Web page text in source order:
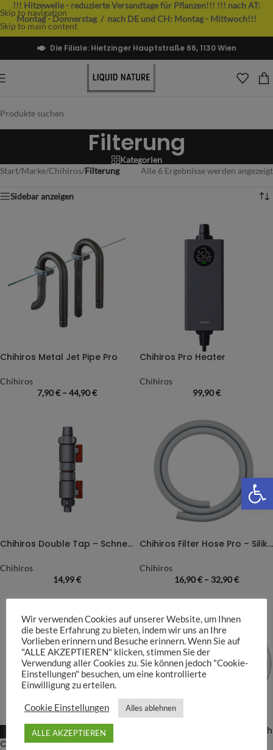
Skip to navigation
Skip to main content
!!! Hitzewelle - reduzierte Versandtage für Pflanzen!!! !!! nach AT:
Montag - Donnerstag / nach DE und CH: Montag - Mittwoch!!!
Die Filiale: Hietzinger Hauptstraße 66, 1130 Wien
Filterung
Kategorien
Start/Marke/Chihiros/Filterung Alle 6 Ergebnisse werden angezeigt
Sidebar anzeigen
Chihiros Metal Jet Pipe Pro
Chihiros
7,90€–44,90€
Chihiros Pro Heater
Chihiros
99,90€
Chihiros Double Tap – Schnelltrennkupplung
Chihiros
14,99€
Chihiros Filter Hose Pro – Silikonschlauch – 3 Meter
Chihiros
16,90€– 32,90€
Chihiros Clean Hose Schlauch
Wir verwenden Cookies auf unserer Website, um Ihnen
die beste Erfahrung zu bieten, indem wir uns an Ihre
Vorlieben erinnern und Besuche erinnern. Wenn Sie auf
"ALLE AKZEPTIEREN" klicken, stimmen Sie der
Verwendung aller Cookies zu. Sie können jedoch "Cookie-
Einstellungen" besuchen, um eine kontrollierte
Einwilligung zu erteilen.
Cookie Einstellungen Alles ablehnen
ALLE AKZEPTIEREN